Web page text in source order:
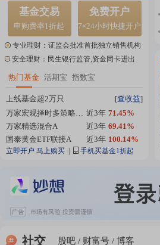
基金交易
申购费率1折起
免费开户
7×24小时快捷开户
专业理财：证监会批准首批独立销售机构
安全理财：民生银行监管,资金同卡进出
热门基金 活期宝 指数宝
上线基金超2万只 [查收益]
万家宏观择时多策略混合A 近3年 71.45%
万家精选混合A
近3年 69.41%
国泰黄金ETF联接A
近3年 100.14%
立即开户 马上购买 手机买基金1折起
社交 股吧 财富号 博客